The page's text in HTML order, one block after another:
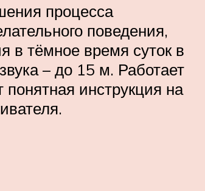
процесса
поведения,
в тёмное время суток в
– до 15 м. Работает
инструкция на